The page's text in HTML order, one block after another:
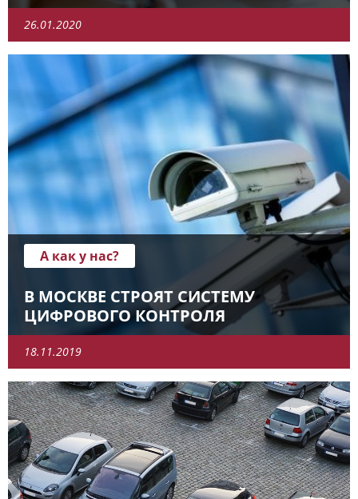
26.01.2020
А как у нас?
В МОСКВЕ СТРОЯТ СИСТЕМУ
ЦИФРОВОГО КОНТРОЛЯ
18.11.2019